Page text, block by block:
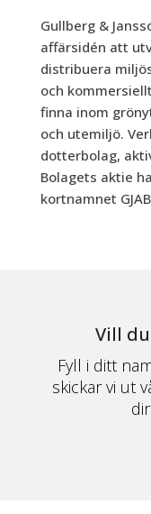
Gullberg &
affärsidén att
distribuera
och
finna inom
och utemiljö.
dotterbolag,
Bolagets aktie
kortnamnet
Vill
Fyll i ditt
skickar vi ut